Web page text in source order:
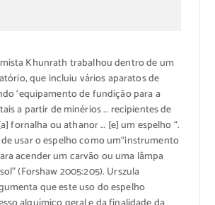
Khunrath trabalhoudentro de um
, que incluiu vários aparatosde
‘equipamento de fundiçãopara a
a partir de minérios…recipientes de
a]fornalha ouathanor… [e]um espelho“.
de usar oespelho como um“instrumento
acender um carvãoou uma lâmpa
(Forshaw2005:205). Urszula
queeste usodo espelho